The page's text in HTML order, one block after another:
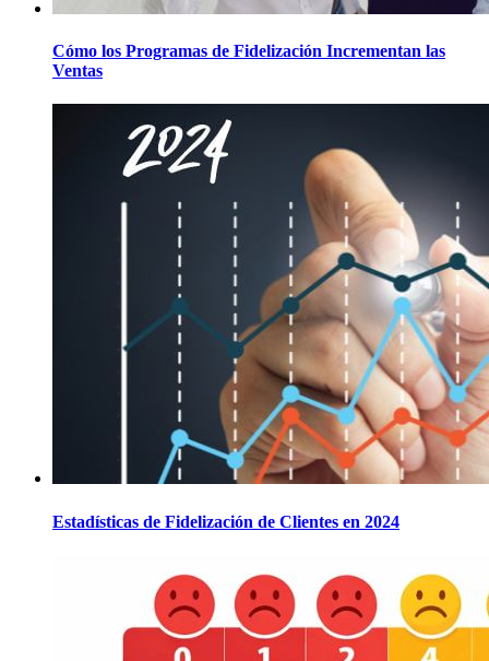
Cómo los Programas de Fidelización Incrementan las
Ventas
Estadísticas de Fidelización de Clientes en 2024